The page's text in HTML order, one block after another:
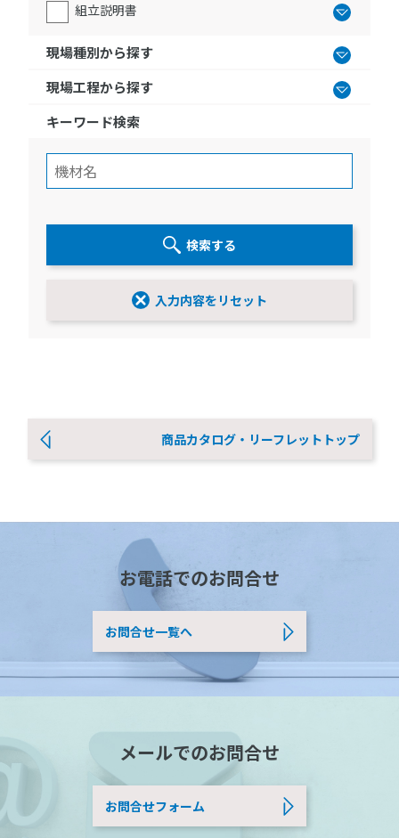
組立説明書
現場種別から探す
現場工程から探す
キーワード検索
検索する
入力内容をリセット
商品カタログ・リーフレットトップ
お電話でのお問合せ
お問合せ一覧へ
メールでのお問合せ
お問合せフォーム